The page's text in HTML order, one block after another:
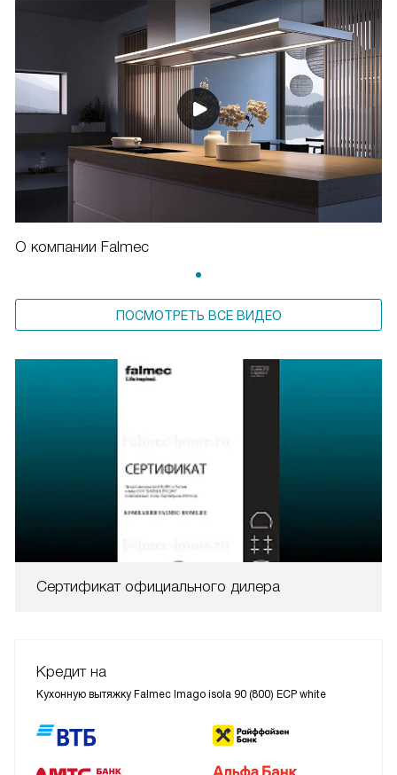
О компании Falmec
ПОСМОТРЕТЬ ВСЕ ВИДЕО
Сертификат официального дилера
Кредит на
Кухонную вытяжку Falmec Imago isola 90 (800) ECP white